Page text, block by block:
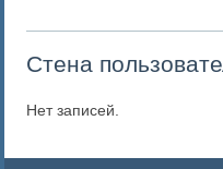
Стена
Нет записей.